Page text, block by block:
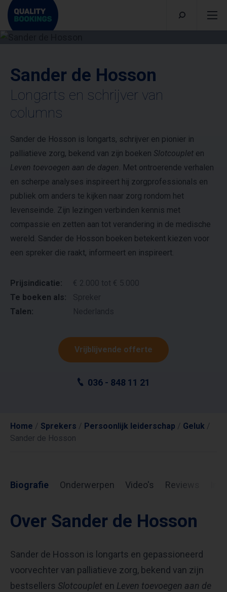
Sander de Hosson
Longarts en schrijver van
columns
Sander de Hosson is longarts, schrijver en pionier in
palliatieve zorg, bekend van zijn boeken Slotcouplet en
Leven toevoegen aan de dagen. Met ontroerende verhalen
en scherpe analyses inspireert hij zorgprofessionals en
publiek om anders te kijken naar zorg rondom het
levenseinde. Zijn lezingen verbinden kennis met
compassie en zetten aan tot verandering in de medische
wereld. Sander de Hosson boeken betekent kiezen voor
een spreker die raakt, informeert en inspireert.
Prijsindicatie:
€ 2.000 tot € 5.000
Te boeken als:
Talen:
Vrijblijvende offerte
036 - 848 11 21
Home / Sprekers / Persoonlijk leiderschap / Geluk /
Sander de Hosson
Biografie Onderwerpen Video's Reviews
Over Sander de Hosson
Sander de Hosson is longarts en gepassioneerd
voorvechter van palliatieve zorg, bekend van zijn
bestsellers Slotcouplet en Leven toevoegen aan de